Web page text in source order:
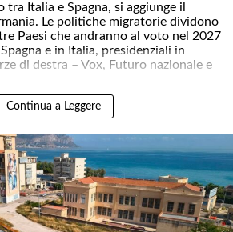
Italia e Spagna, si aggiunge il
Le politiche migratorie dividono
Paesi che andranno al voto nel 2027
e in Italia, presidenziali in
di destra – Vox, Futuro nazionale e
Continua a Leggere